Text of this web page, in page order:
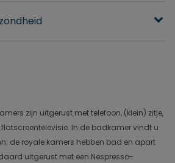
zijn uitgerust met telefoon, (klein) zitje,
In de badkamer vindt u
de royale kamers hebben bad en apart
uitgerust met een Nespresso-